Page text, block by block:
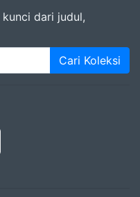
dari judul,
Cari Koleksi